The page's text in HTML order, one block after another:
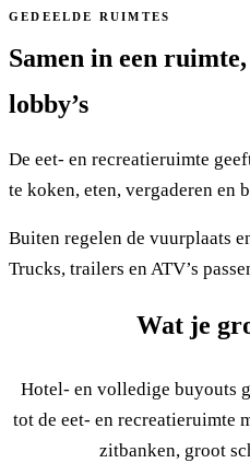
GEDEELDE RUIMTES
Samen in een
lobby’s
De eet- en recreatieruimte
te koken, eten, vergaderen en
Buiten regelen de vuurplaats
Trucks, trailers en ATV’s
Wat je
Hotel- en volledige buyouts
tot de eet- en recreatieruimte
zitbanken, groot